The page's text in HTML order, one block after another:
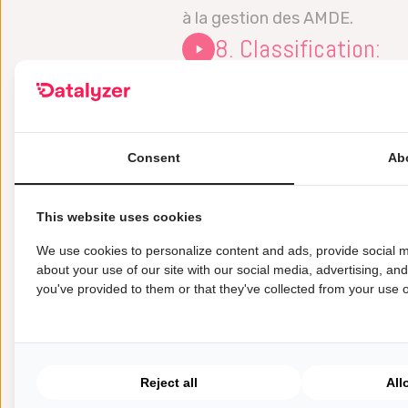
à la gestion des AMDE.
8. Classification:
Cette vidéo explique
9. Action Priority:
Cette vidéo explique
Cette vidéo explique
11. Create and link
Cette vidéo explique
document AMDE.
12. Export Control
Consent
This website uses cookies
We use cookies to personalize content and ads, provide social
about your use of our site with our social media, advertising,
you've provided to them or that they've collected from your use
Reject all